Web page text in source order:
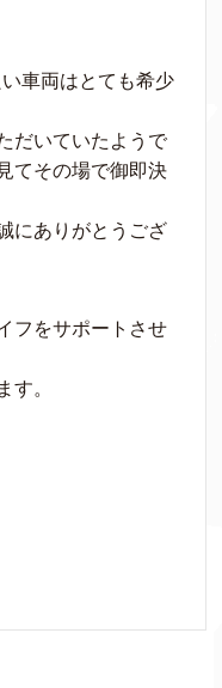
車両はとても希少
だいていたようで
てその場で御即決
にありがとうござ
フをサポートさせ
す。